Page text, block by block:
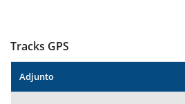
Tracks GPS
Adjunto